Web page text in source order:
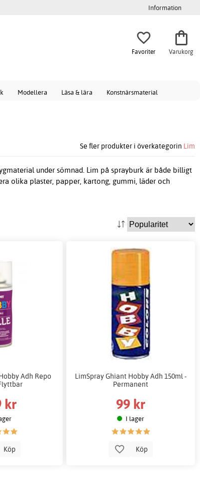
Information
Favoriter Varukorg
Modellera Läsa & lära Konstnärsmaterial
Se fler produkter i överkategorin Lim
under sömnad. Lim på sprayburk är både billigt
olika plaster, papper, kartong, gummi, läder och
Adh Repo
kr
Köp
LimSpray Ghiant Hobby Adh 150ml -
Permanent
99 kr
I lager
Köp